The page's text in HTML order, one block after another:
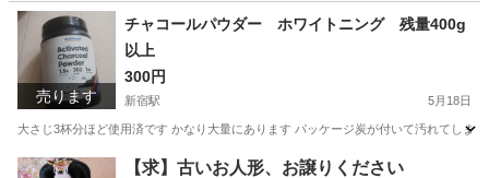
東京 渋谷区 椅子
売ります
チャコールパウダー ホワイトニング 残量400g
以上
300円
新宿駅 5月18日
大さじ3杯分ほど使用済です かなり大量にあります パッケージ炭が付いて汚れてし
東京 渋谷区 新宿駅 家庭用品 ホワイトニング
【求】古いお人形、お譲りください